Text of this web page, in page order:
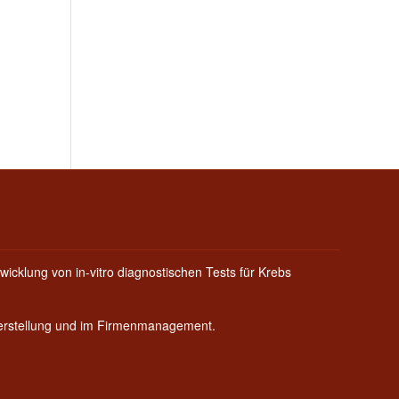
von in-vitro diagnostischen Tests für Krebs
und im Firmenmanagement.